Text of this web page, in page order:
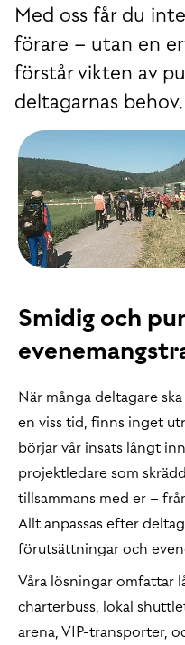
Med oss får du
förare – utan en
förstår vikten av
deltagarnas behov.
Smidig och
När många deltagare
en viss tid, finns inget
börjar vår insats långt
projektledare som
tillsammans med er –
Allt anpassas efter
förutsättningar och
Våra lösningar omfattar
charterbuss, lokal
arena, VIP-transporter,